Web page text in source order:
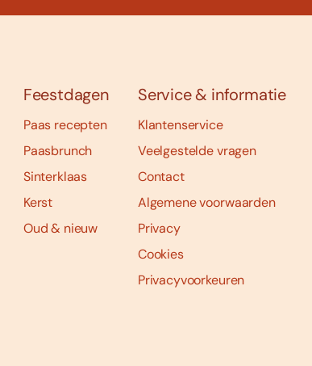
Feestdagen
Paas recepten
Paasbrunch
Sinterklaas
Kerst
Oud & nieuw
Service & informatie
Klantenservice
Veelgestelde vragen
Contact
Algemene voorwaarden
Privacy
Cookies
Privacyvoorkeuren